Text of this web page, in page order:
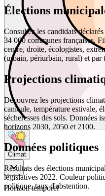
Climat
Horizon temporel
Élections
Consultez les candidats
34 000 communes françaises.
centre, droite, écologistes,
(urbain, périurbain, rural) et par
Projections
Découvrez les projections
canicule, température estivale,
sécheresses des sols. Données
horizons 2030, 2050 et 2100.
Données politiques
Résultats des élections
législatives 2022. Couleur
politique, taux d'abstention.